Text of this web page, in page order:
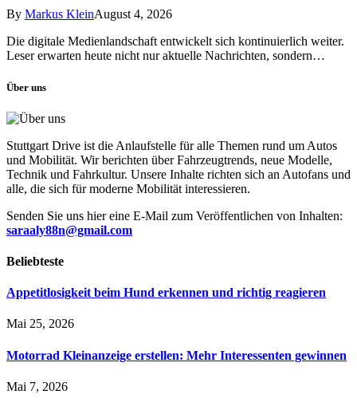
By Markus KleinAugust 4, 2026
Die digitale Medienlandschaft entwickelt sich kontinuierlich weiter.
Leser erwarten heute nicht nur aktuelle Nachrichten, sondern…
Über uns
Stuttgart Drive ist die Anlaufstelle für alle Themen rund um Autos
und Mobilität. Wir berichten über Fahrzeugtrends, neue Modelle,
Technik und Fahrkultur. Unsere Inhalte richten sich an Autofans und
alle, die sich für moderne Mobilität interessieren.
Senden Sie uns hier eine E-Mail zum Veröffentlichen von Inhalten:
saraaly88n@gmail.com
Beliebteste
Appetitlosigkeit beim Hund erkennen und richtig reagieren
Mai 25, 2026
Motorrad Kleinanzeige erstellen: Mehr Interessenten gewinnen
Mai 7, 2026